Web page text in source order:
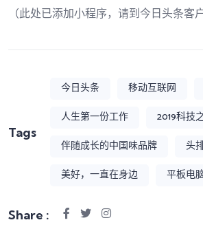
（此处已添加小程序，请到今日头条客
Tags
今日头条 移动互联网
人生第一份工作
2019科技
伴随成长的中国味品牌
头
美好，一直在身边
平板电
Share :